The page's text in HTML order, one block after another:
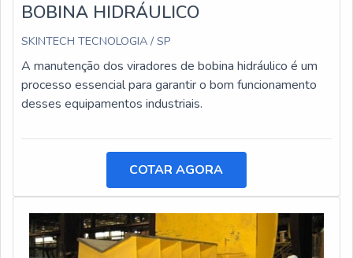
BOBINA HIDRÁULICO
SKINTECH TECNOLOGIA / SP
A manutenção dos viradores de bobina hidráulico é um
processo essencial para garantir o bom funcionamento
desses equipamentos industriais.
COTAR AGORA